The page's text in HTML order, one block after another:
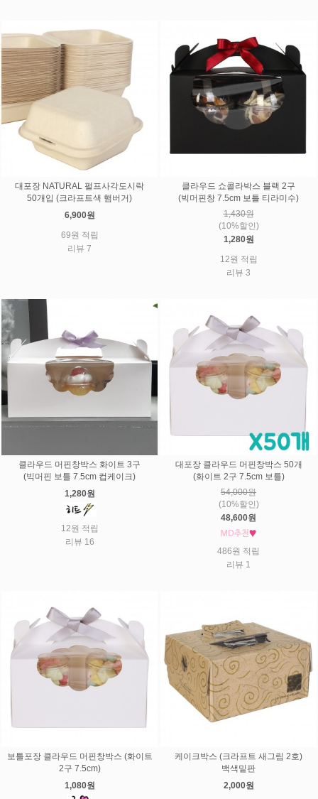
대포장 NATURAL 펄프사각도시락
50개입 (크라프트색 햄버거)
6,900원
69원 적립
리뷰 7
클라우드 쇼콜라박스 블랙 2구
(빅머핀창 7.5cm 보틀 티라미수)
1,430원
(10%할인)
1,280원
12원 적립
리뷰 3
클라우드 머핀창박스 화이트 3구
(빅머핀 보틀 7.5cm 컵케이크)
1,280원
12원 적립
리뷰 16
대포장 클라우드 머핀창박스 50개
(화이트 2구 7.5cm 보틀)
54,000원
(10%할인)
48,600원
486원 적립
리뷰 1
보틀포장 클라우드 머핀창박스 (화이트
2구 7.5cm)
1,080원
케이크박스 (크라프트 새그림 2호)
백색밑판
2,000원